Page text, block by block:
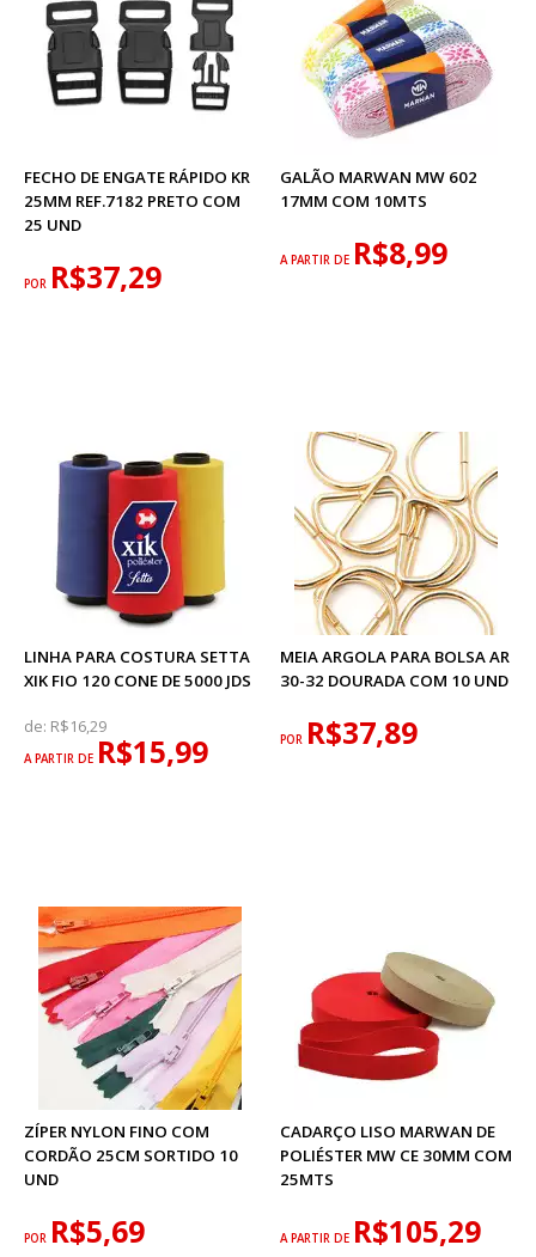
FECHO DE ENGATE RÁPIDO KR
25MM REF.7182 PRETO COM
25 UND
POR R$37,29
GALÃO MARWAN MW 602
17MM COM 10MTS
A PARTIR DE R$8,99
LINHA PARA COSTURA SETTA
XIK FIO 120 CONE DE 5000 JDS
de: R$16,29
A PARTIR DE R$15,99
MEIA ARGOLA PARA BOLSA AR
30-32 DOURADA COM 10 UND
POR R$37,89
ZÍPER NYLON FINO COM
CORDÃO 25CM SORTIDO 10
UND
POR R$5,69
CADARÇO LISO MARWAN DE
POLIÉSTER MW CE 30MM COM
25MTS
A PARTIR DE R$105,29